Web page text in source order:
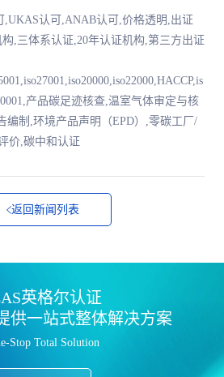
,UKAS认可,ANAB认可,价格透明,出证
,三体系认证,20年认证机构,第三方出证
产品碳足迹核查,温室气体审定与核
编制,环境产品声明（EPD）,零碳工厂/
价,碳中和认证
返回新闻列表
英格尔认证
供一站式整体解决方案
Stop Total Solution